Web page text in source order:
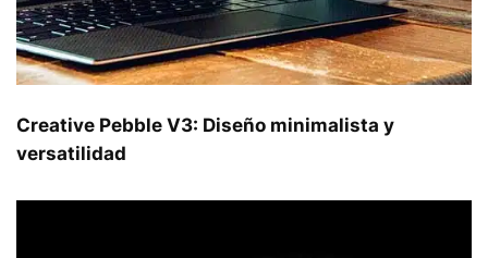
Creative Pebble V3: Diseño minimalista y
versatilidad